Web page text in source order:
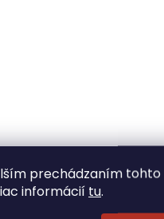
prechádzaním tohto
informácií tu.